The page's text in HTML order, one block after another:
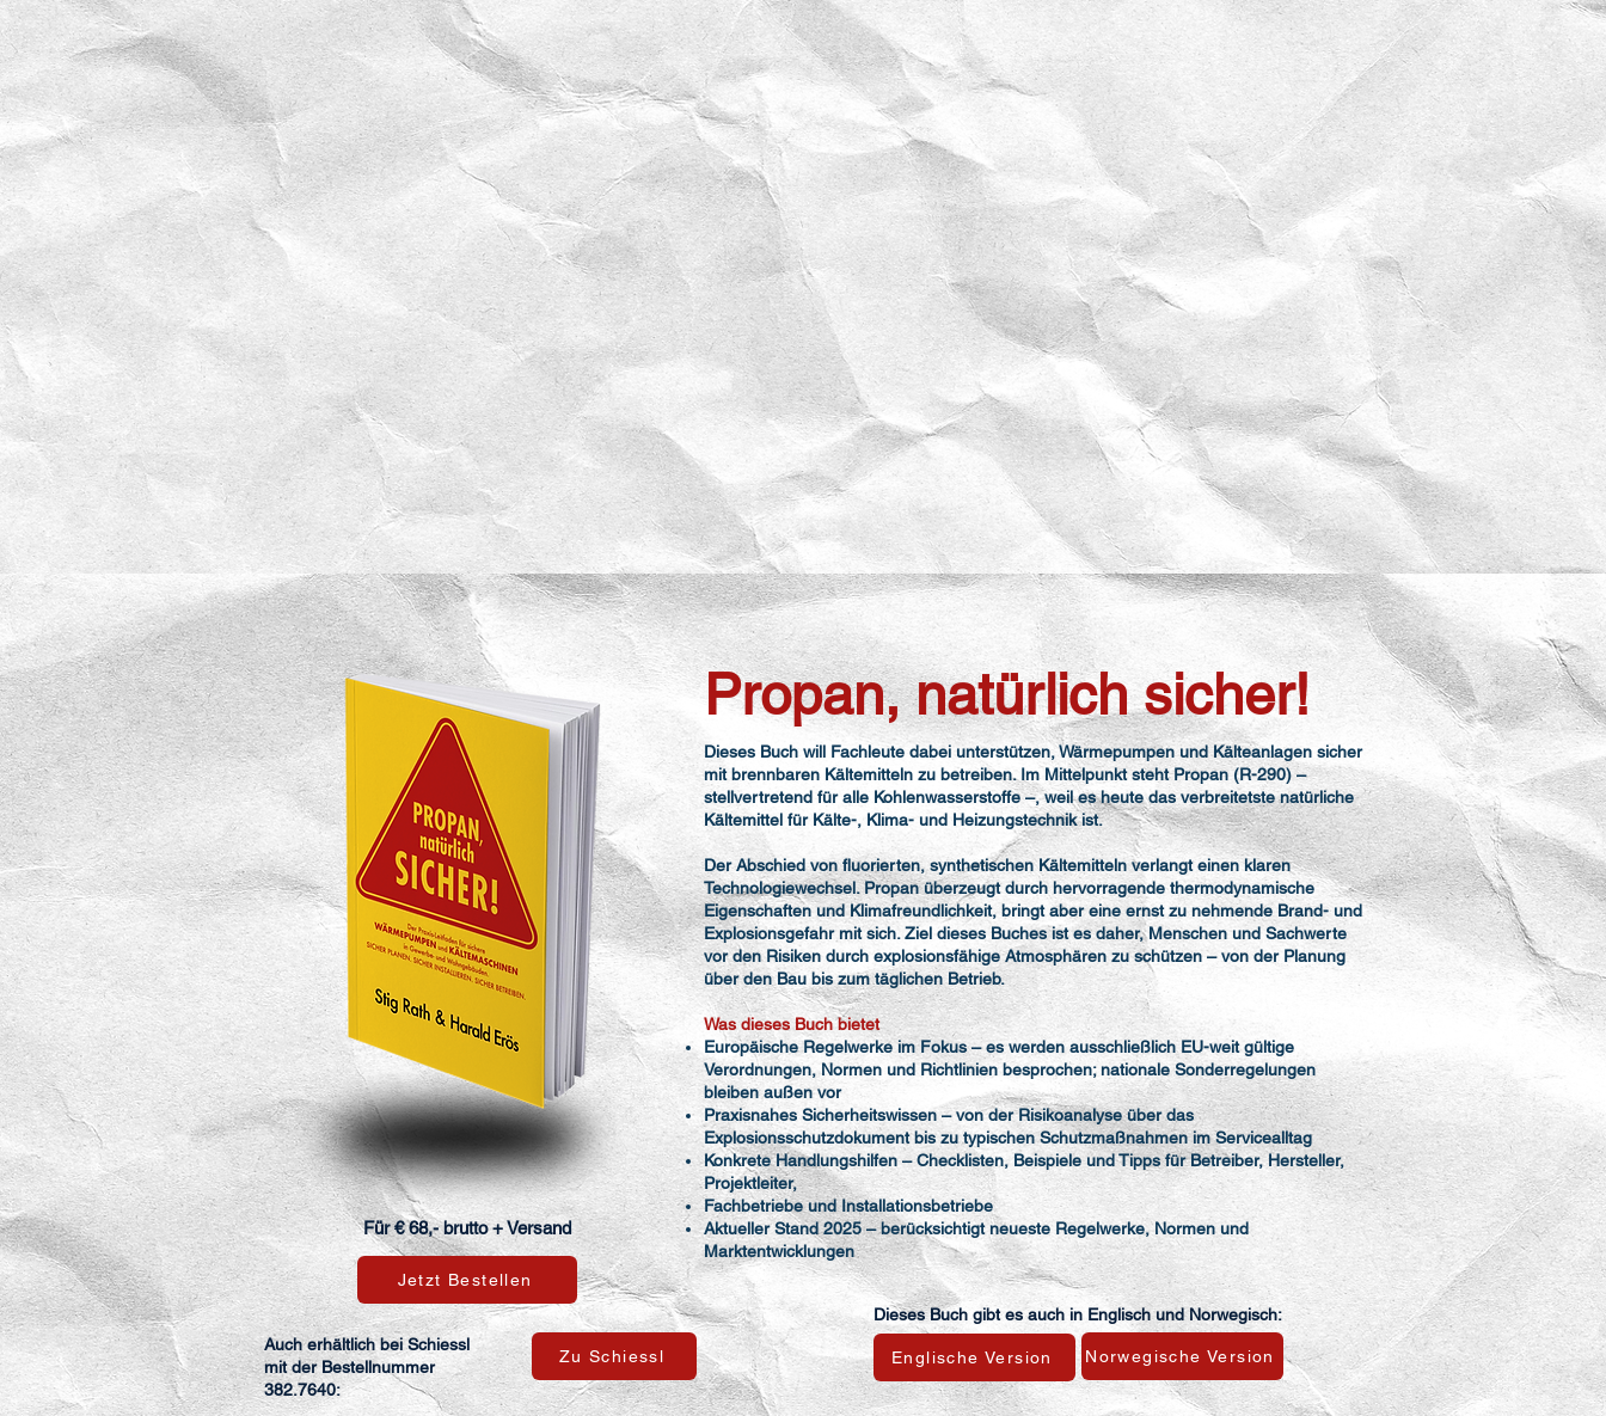
Für € 68,- brutto + Versand
Jetzt Bestellen
Propan, natürlich sicher!
Dieses Buch will Fachleute dabei unterstützen, Wärmepumpen und Kälteanlagen sicher
mit brennbaren Kältemitteln zu betreiben. Im Mittelpunkt steht Propan (R-290) –
stellvertretend für alle Kohlenwasserstoffe –, weil es heute das verbreitetste natürliche
Kältemittel für Kälte-, Klima- und Heizungstechnik ist.
Der Abschied von fluorierten, synthetischen Kältemitteln verlangt einen klaren
Technologiewechsel. Propan überzeugt durch hervorragende thermodynamische
Eigenschaften und Klimafreundlichkeit, bringt aber eine ernst zu nehmende Brand- und
Explosionsgefahr mit sich. Ziel dieses Buches ist es daher, Menschen und Sachwerte
vor den Risiken durch explosionsfähige Atmosphären zu schützen – von der Planung
über den Bau bis zum täglichen Betrieb.
Was dieses Buch bietet
Europäische Regelwerke im Fokus – es werden ausschließlich EU-weit gültige
Verordnungen, Normen und Richtlinien besprochen; nationale Sonderregelungen
bleiben außen vor
Praxisnahes Sicherheitswissen – von der Risikoanalyse über das
Explosionsschutzdokument bis zu typischen Schutzmaßnahmen im Servicealltag
Konkrete Handlungshilfen – Checklisten, Beispiele und Tipps für Betreiber, Hersteller,
Projektleiter,
Fachbetriebe und Installationsbetriebe
Aktueller Stand 2025 – berücksichtigt neueste Regelwerke, Normen und
Marktentwicklungen
Dieses Buch gibt es auch in Englisch und Norwegisch:
Auch erhältlich bei Schiessl
mit der Bestellnummer
382.7640:
Zu Schiessl Englische Version Norwegische Version